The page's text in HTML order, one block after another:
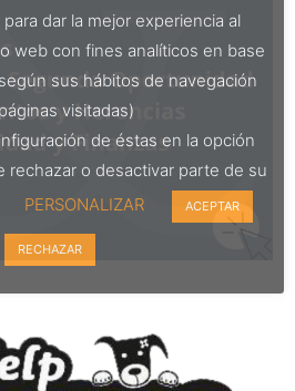
dar la mejor experiencia al
web con fines analíticos en base
sus hábitos de navegación
visitadas)
de éstas en la opción
rechazar o desactivar parte de su
PERSONALIZAR ACEPTAR
RECHAZAR